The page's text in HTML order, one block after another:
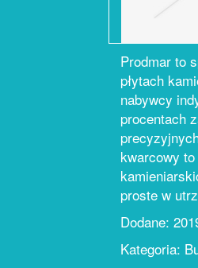
Prodmar to
płytach
nabywcy
procentach
kwarcowy
proste w
Dodane:
Kategoria: